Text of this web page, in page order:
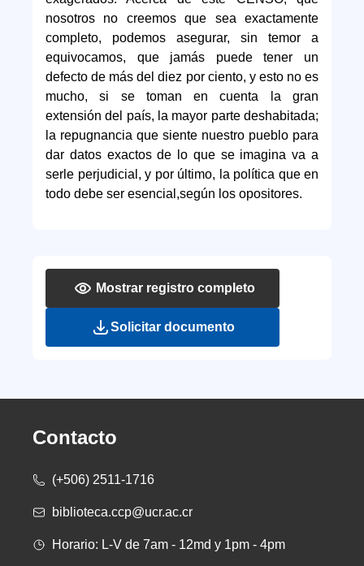
nosotros no creemos que sea exactamente
completo, podemos asegurar, sin temor a
equivocamos, que jamás puede tener un
defecto de más del diez por ciento, y esto no es
mucho, si se toman en cuenta la gran
extensión del país, la mayor parte deshabitada;
la repugnancia que siente nuestro pueblo para
dar datos exactos de lo que se imagina va a
serle perjudicial, y por último, la política que en
todo debe ser esencial,según los opositores.
Mostrar registro completo
Solicitar documento
Contacto
(+506) 2511-1716
biblioteca.ccp@ucr.ac.cr
Horario: L-V de 7am - 12md y 1pm - 4pm